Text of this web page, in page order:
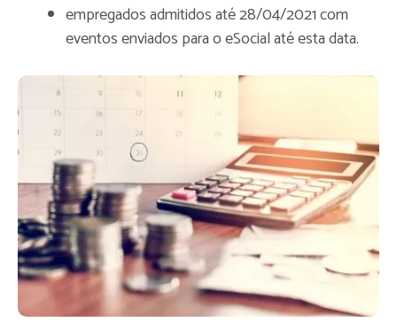
empregados admitidos até 28/04/2021 com
eventos enviados para o eSocial até esta data.